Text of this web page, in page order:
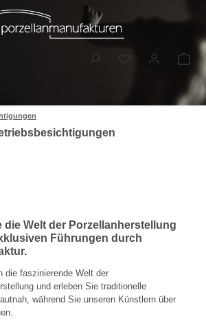
You have 0
die Welt der Porzellanherstellung
Führungen durch
die faszinierende Welt der
und erleben Sie traditionelle
während Sie unseren Künstlern über